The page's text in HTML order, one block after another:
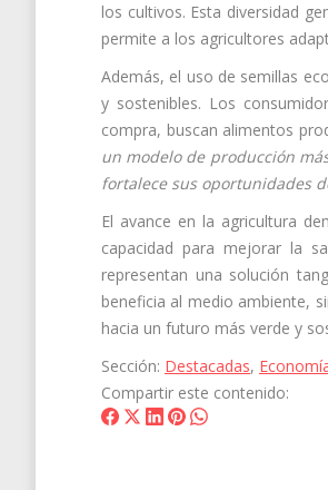
los cultivos. Esta diversidad
permite a los agricultores
Además, el uso de semillas
y sostenibles. Los
compra, buscan alimentos
un modelo de producción
fortalece sus oportunidades
El avance en la agricultura
capacidad para mejorar la
representan una solución
beneficia al medio ambiente,
hacia un futuro más verde y
Sección: Destacadas,
Compartir este contenido:
ShareShareShare
ShareShare